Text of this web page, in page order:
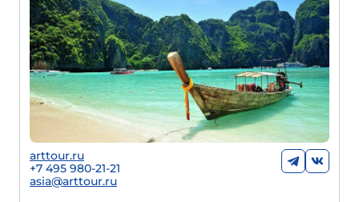
arttour.ru
+7 495 980-21-21
asia@arttour.ru